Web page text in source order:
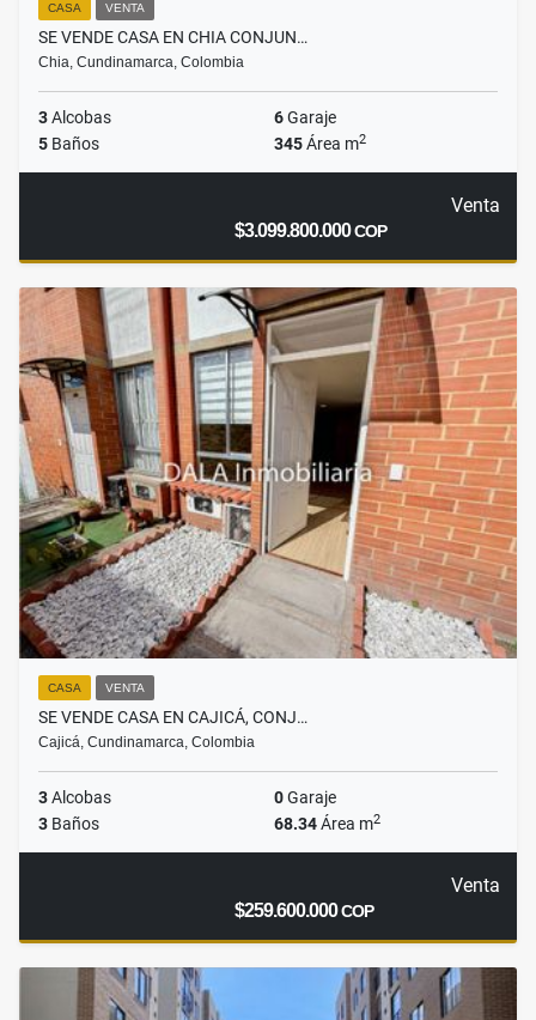
CASA VENTA
SE VENDE CASA EN CHIA CONJUN…
Chia, Cundinamarca, Colombia
3Alcobas 6Garaje
5 Baños 345Área m2
Venta
$3.099.800.000COP
CASA VENTA
SE VENDE CASA EN CAJICÁ, CONJ…
Cajicá, Cundinamarca, Colombia
3Alcobas 0Garaje
3 Baños 68.34Área m2
Venta
$259.600.000COP